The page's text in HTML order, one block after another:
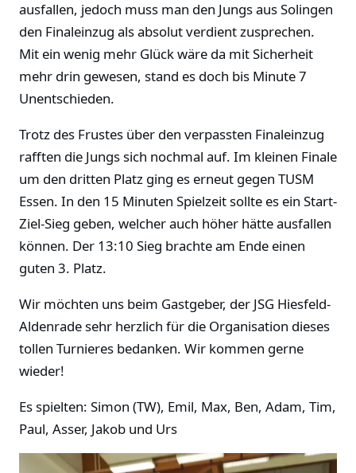
ausfallen, jedoch muss man den Jungs aus Solingen
den Finaleinzug als absolut verdient zusprechen.
Mit ein wenig mehr Glück wäre da mit Sicherheit
mehr drin gewesen, stand es doch bis Minute 7
Unentschieden.
Trotz des Frustes über den verpassten Finaleinzug
rafften die Jungs sich nochmal auf. Im kleinen Finale
um den dritten Platz ging es erneut gegen TUSM
Essen. In den 15 Minuten Spielzeit sollte es ein Start-
Ziel-Sieg geben, welcher auch höher hätte ausfallen
können. Der 13:10 Sieg brachte am Ende einen
guten 3. Platz.
Wir möchten uns beim Gastgeber, der JSG Hiesfeld-
Aldenrade sehr herzlich für die Organisation dieses
tollen Turnieres bedanken. Wir kommen gerne
wieder!
Es spielten: Simon (TW), Emil, Max, Ben, Adam, Tim,
Paul, Asser, Jakob und Urs